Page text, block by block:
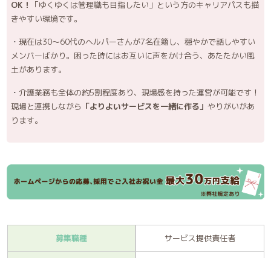
OK！
「ゆくゆくは管理職も目指したい」という方のキャリアパスも描
きやすい環境です。
現在は30～60代のヘルパーさんが7名在籍し、穏やかで話しやすい
メンバーばかり。困った時にはお互いに声をかけ合う、あたたかい風
土があります。
介護業務も全体の約5割程度あり、現場感を持った運営が可能です！
現場と連携しながら 「よりよいサービスを一緒に作る」やりがいがあ
ります。
募集職種 サービス提供責任者